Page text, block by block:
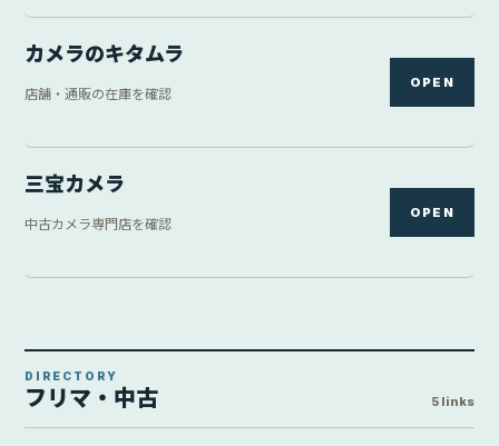
カメラのキタムラ
店舗・通販の在庫を確認
OPEN
三宝カメラ
中古カメラ専門店を確認
OPEN
DIRECTORY
フリマ・中古 5 links